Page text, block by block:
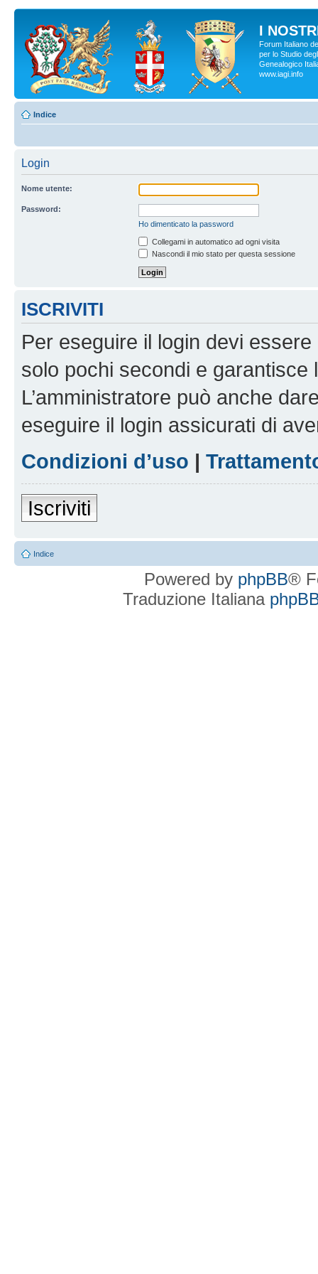
I
Forum Italiano
per lo Studio
Genealogico
www.iagi.info
Indice
Login
Nome utente:
Password:
Ho dimenticato la password
Collegami in automatico ad ogni visita
Nascondi il mio stato per questa sessione
ISCRIVITI
Per eseguire il login devi
solo pochi secondi e garantisce
L’amministratore può anche
eseguire il login assicurati di
Condizioni d’uso |
Iscriviti
Indice
Powered by phpBB®
Traduzione Italiana